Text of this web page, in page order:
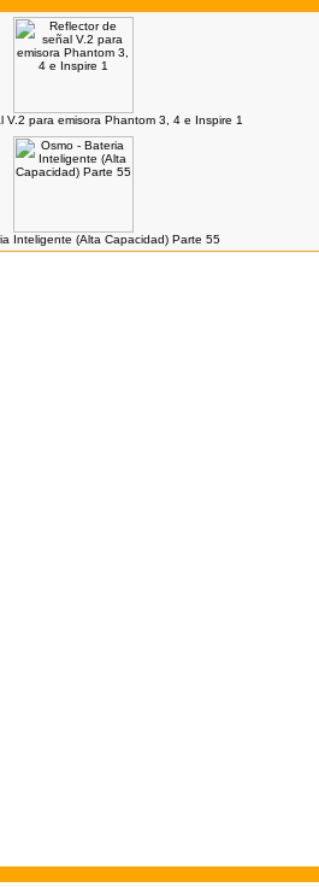
V.2 para emisora Phantom 3, 4 e Inspire 1
Inteligente (Alta Capacidad) Parte 55